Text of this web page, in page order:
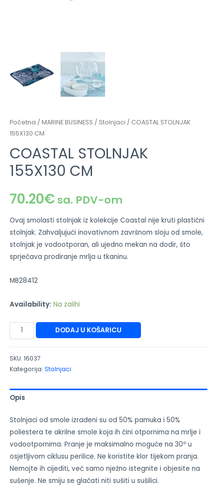
Početna / MARINE BUSINESS / Stolnjaci / COASTAL STOLNJAK
155X130 CM
COASTAL STOLNJAK
155X130 CM
70.20€sa. PDV-om
Ovaj smolasti stolnjak iz kolekcije Coastal nije kruti plastični
stolnjak. Zahvaljujući inovativnom završnom sloju od smole,
stolnjak je vodootporan, ali ujedno mekan na dodir, što
sprječava prodiranje mrlja u tkaninu.
MB28412
Availability: Na zalihi
DODAJ U KOŠARICU
SKU: 16037
Kategorija: Stolnjaci
Opis
Stolnjaci od smole izrađeni su od 50% pamuka i 50%
poliestera te akrilne smole koja ih čini otpornima na mrlje i
vodootpornima. Pranje je maksimalno moguće na 30º u
osjetljivom ciklusu perilice. Ne koristite klor tijekom pranja.
Nemojte ih cijediti, već samo nježno istegnite i objesite na
sušenje. Ne smiju se glačati niti sušiti u sušilici.